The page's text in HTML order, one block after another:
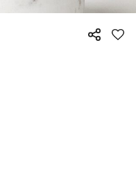
공
좋